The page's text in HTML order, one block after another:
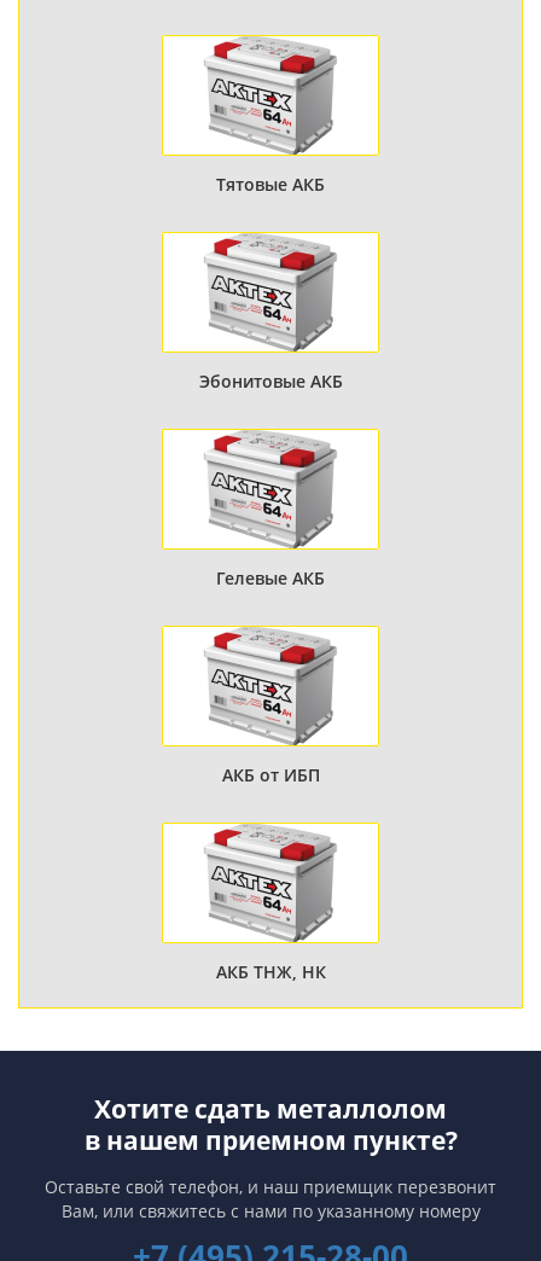
Тятовые АКБ
Эбонитовые АКБ
Гелевые АКБ
АКБ от ИБП
АКБ ТНЖ, НК
Хотите сдать металлолом
в нашем приемном пункте?
Оставьте свой телефон, и наш приемщик перезвонит
Вам, или свяжитесь с нами по указанному номеру